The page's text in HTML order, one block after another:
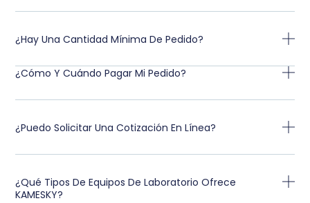
¿Hay Una Cantidad Mínima De Pedido?
¿Cómo Y Cuándo Pagar Mi Pedido?
¿Puedo Solicitar Una Cotización En Línea?
¿Qué Tipos De Equipos De Laboratorio Ofrece
KAMESKY?